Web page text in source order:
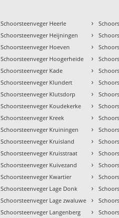
Schoorsteenveger Heerle
Schoorsteenveger Heijningen
Schoorsteenveger Hoeven
Schoorsteenveger Hoogerheide
Schoorsteenveger Kade
Schoorsteenveger Klundert
Schoorsteenveger Klutsdorp
Schoorsteenveger Koudekerke
Schoorsteenveger Kreek
Schoorsteenveger Kruiningen
Schoorsteenveger Kruisland
Schoorsteenveger Kruisstraat
Schoorsteenveger Kuivezand
Schoorsteenveger Kwartier
Schoorsteenveger Lage Donk
Schoorsteenveger Lage zwaluwe
Schoorsteenveger Langenberg
›
›
›
›
›
›
›
›
›
›
›
›
›
›
›
›
›